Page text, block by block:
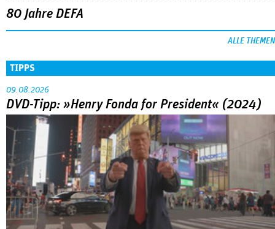
80 Jahre DEFA
ALLE THEMEN
TIPPS
09.08.2026
DVD-Tipp: »Henry Fonda for President« (2024)